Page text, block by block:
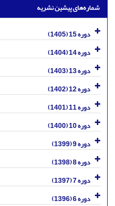
شماره‌های پیشین نشریه
دوره 15 (1405)
دوره 14 (1404)
دوره 13 (1403)
دوره 12 (1402)
دوره 11 (1401)
دوره 10 (1400)
دوره 9 (1399)
دوره 8 (1398)
دوره 7 (1397)
دوره 6 (1396)